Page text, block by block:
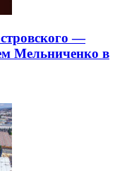
—
Мельниченко в